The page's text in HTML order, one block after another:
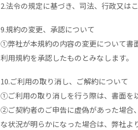
2.法令の規定に基づき、司法、行政又は
9.規約の変更、承認について
①弊社が本規約の内容の変更について書
利用規約を承認したものとみなします。
10.ご利用の取り消し、ご解約について
①ご利用の取り消しを行う際は、書面を
②ご契約者のご申告に虚偽があった場合
な状況が明らかになった場合は、弊社よ